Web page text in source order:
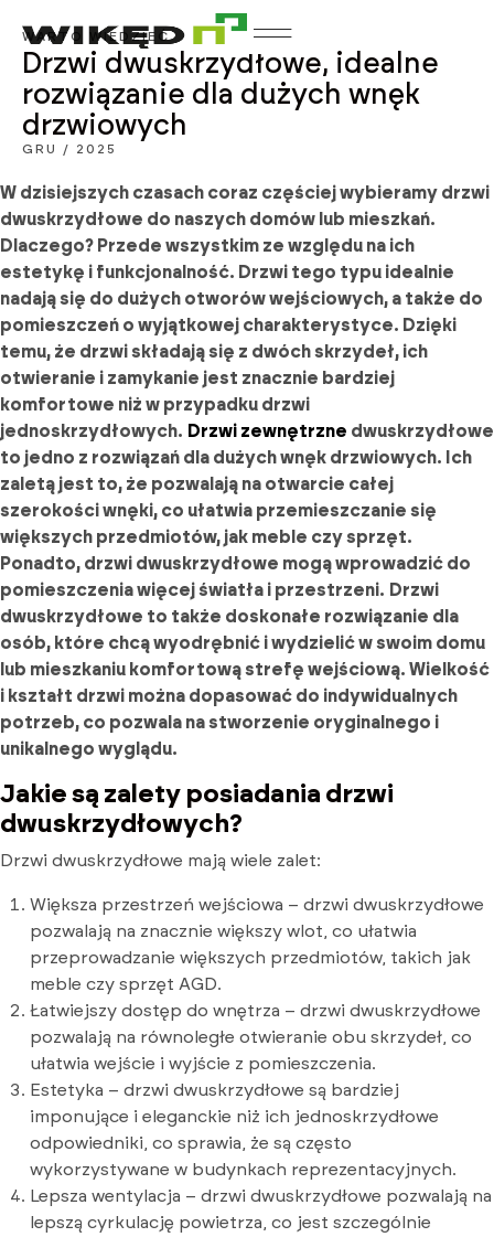
WARTO WIEDZIEĆ
Drzwi dwuskrzydłowe, idealne
rozwiązanie dla dużych wnęk
drzwiowych
GRU / 2025
W dzisiejszych czasach coraz częściej wybieramy drzwi
dwuskrzydłowe do naszych domów lub mieszkań.
Dlaczego? Przede wszystkim ze względu na ich
estetykę i funkcjonalność. Drzwi tego typu idealnie
nadają się do dużych otworów wejściowych, a także do
pomieszczeń o wyjątkowej charakterystyce. Dzięki
temu, że drzwi składają się z dwóch skrzydeł, ich
otwieranie i zamykanie jest znacznie bardziej
komfortowe niż w przypadku drzwi
jednoskrzydłowych. Drzwi zewnętrzne dwuskrzydłowe
to jedno z rozwiązań dla dużych wnęk drzwiowych. Ich
zaletą jest to, że pozwalają na otwarcie całej
szerokości wnęki, co ułatwia przemieszczanie się
większych przedmiotów, jak meble czy sprzęt.
Ponadto, drzwi dwuskrzydłowe mogą wprowadzić do
pomieszczenia więcej światła i przestrzeni. Drzwi
dwuskrzydłowe to także doskonałe rozwiązanie dla
osób, które chcą wyodrębnić i wydzielić w swoim domu
lub mieszkaniu komfortową strefę wejściową. Wielkość
i kształt drzwi można dopasować do indywidualnych
potrzeb, co pozwala na stworzenie oryginalnego i
unikalnego wyglądu.
Jakie są zalety posiadania drzwi
dwuskrzydłowych?
Drzwi dwuskrzydłowe mają wiele zalet:
Większa przestrzeń wejściowa – drzwi dwuskrzydłowe
pozwalają na znacznie większy wlot, co ułatwia
przeprowadzanie większych przedmiotów, takich jak
meble czy sprzęt AGD.
Łatwiejszy dostęp do wnętrza – drzwi dwuskrzydłowe
pozwalają na równoległe otwieranie obu skrzydeł, co
ułatwia wejście i wyjście z pomieszczenia.
Estetyka – drzwi dwuskrzydłowe są bardziej
imponujące i eleganckie niż ich jednoskrzydłowe
odpowiedniki, co sprawia, że są często
wykorzystywane w budynkach reprezentacyjnych.
Lepsza wentylacja – drzwi dwuskrzydłowe pozwalają na
lepszą cyrkulację powietrza, co jest szczególnie